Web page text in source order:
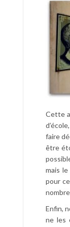
Cette
faire
être
mais
pour
Enfin,
ne les